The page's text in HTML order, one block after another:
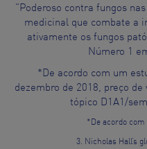
"Poderoso contra fungos
medicinal que combate a
ativamente os fungos
Número 1
*De acordo com um
dezembro de 2018, preço
tópico D1A1/
*De acordo
3. Nicholas Hall’s